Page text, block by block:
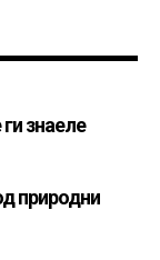
знаеле
природни